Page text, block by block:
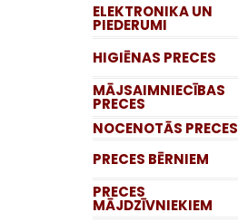
ELEKTRONIKA UN
PIEDERUMI
HIGIĒNAS PRECES
MĀJSAIMNIECĪBAS
PRECES
NOCENOTĀS PRECES
PRECES BĒRNIEM
PRECES
MĀJDZĪVNIEKIEM